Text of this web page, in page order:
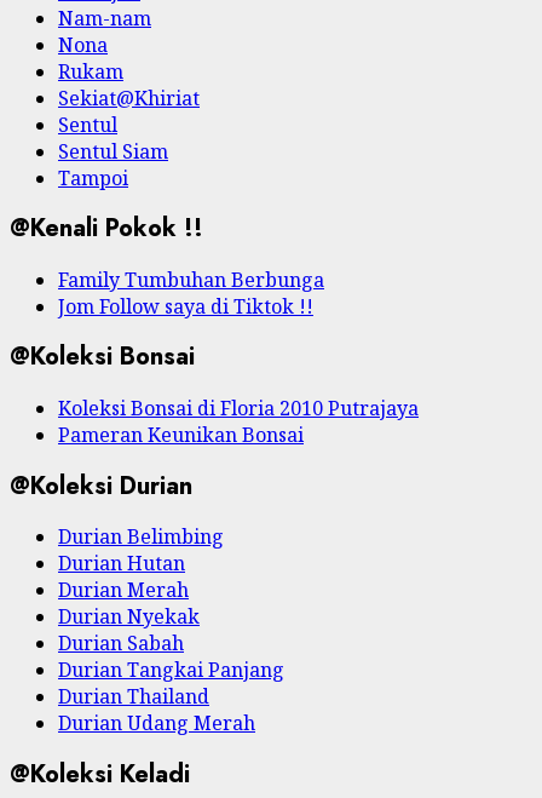
Nam-nam
Nona
Rukam
Sekiat@Khiriat
Sentul
Sentul Siam
Tampoi
@Kenali Pokok !!
Family Tumbuhan Berbunga
Jom Follow saya di Tiktok !!
@Koleksi Bonsai
Koleksi Bonsai di Floria 2010 Putrajaya
Pameran Keunikan Bonsai
@Koleksi Durian
Durian Belimbing
Durian Hutan
Durian Merah
Durian Nyekak
Durian Sabah
Durian Tangkai Panjang
Durian Thailand
Durian Udang Merah
@Koleksi Keladi